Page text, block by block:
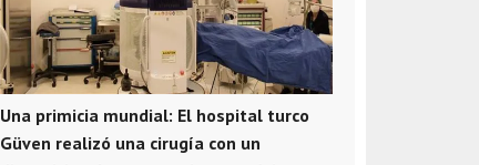
Una primicia mundial: El hospital turco
Güven realizó una cirugía con un